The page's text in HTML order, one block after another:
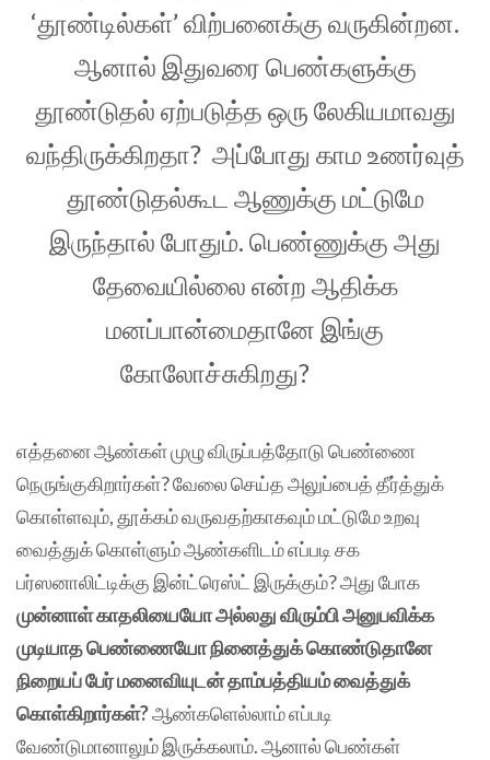
‘தூண்டில்கள்’ விற்பனைக்கு வருகின்றன.
ஆனால் இதுவரை பெண்களுக்கு
தூண்டுதல் ஏற்படுத்த ஒரு லேகியமாவது
வந்திருக்கிறதா? அப்போது காம உணர்வுத்
தூண்டுதல்கூட ஆணுக்கு மட்டுமே
இருந்தால் போதும். பெண்ணுக்கு அது
தேவையில்லை என்ற ஆதிக்க
மனப்பான்மைதானே இங்கு
கோலோச்சுகிறது?
எத்தனை ஆண்கள் முழு விருப்பத்தோடு பெண்ணை
நெருங்குகிறார்கள்? வேலை செய்த அலுப்பைத் தீர்த்துக்
கொள்ளவும், தூக்கம் வருவதற்காகவும் மட்டுமே உறவு
வைத்துக் கொள்ளும் ஆண்களிடம் எப்படி சக
பர்ஸனாலிட்டிக்கு இன்ட்ரெஸ்ட் இருக்கும்? அது போக
முன்னாள் காதலியையோ அல்லது விரும்பி அனுபவிக்க
முடியாத பெண்ணையோ நினைத்துக் கொண்டுதானே
நிறையப் பேர் மனைவியுடன் தாம்பத்தியம் வைத்துக்
கொள்கிறார்கள்?ஆண்களெல்லாம் எப்படி
வேண்டுமானாலும் இருக்கலாம். ஆனால் பெண்கள்